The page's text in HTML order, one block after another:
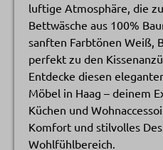
luftige Atmosphäre, die
Bettwäsche aus 100%
sanften Farbtönen Weiß,
perfekt zu den
Entdecke diesen
Möbel in Haag – deinem
Küchen und
Komfort und stilvolles
Wohlfühlbereich.